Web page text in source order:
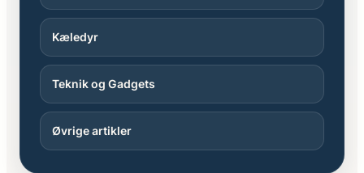
Kæledyr
Teknik og Gadgets
Øvrige artikler